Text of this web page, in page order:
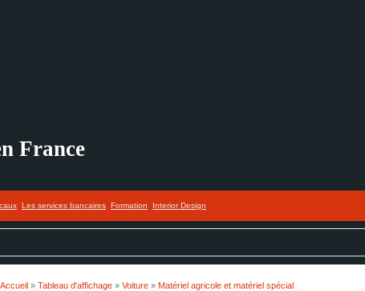
France
Les services bancaires Formation Interior Design
Accueil » Tableau d'affichage » Voiture » Matériel agricole et matériel spécial